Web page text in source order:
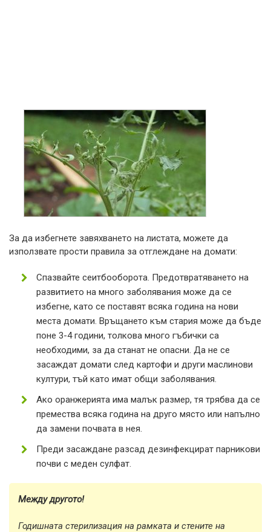
За да избегнете завяхването на листата, можете да
използвате прости правила за отглеждане на домати:
Спазвайте сеитбооборота. Предотвратяването на
развитието на много заболявания може да се
избегне, като се поставят всяка година на нови
места домати. Връщането към стария може да бъде
поне 3-4 години, толкова много гъбички са
необходими, за да станат не опасни. Да не се
засаждат домати след картофи и други маслинови
култури, тъй като имат общи заболявания.
Ако оранжерията има малък размер, тя трябва да се
премества всяка година на друго място или напълно
да замени почвата в нея.
Преди засаждане разсад дезинфекцират парникови
почви с меден сулфат.
Между другото!
Годишната стерилизация на рамката и стените на